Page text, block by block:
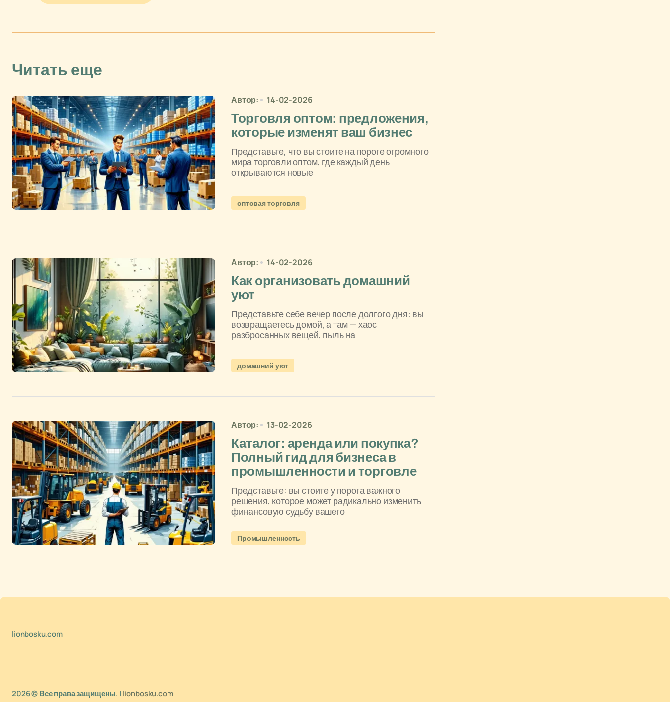
Читать еще
Автор: 14-02-2026
Торговля оптом: предложения,
которые изменят ваш бизнес
Представьте, что вы стоите на пороге огромного
мира торговли оптом, где каждый день
открываются новые
оптовая торговля
Автор: 14-02-2026
Как организовать домашний
уют
Представьте себе вечер после долгого дня: вы
возвращаетесь домой, а там — хаос
разбросанных вещей, пыль на
домашний уют
Автор: 13-02-2026
Каталог: аренда или покупка?
Полный гид для бизнеса в
промышленности и торговле
Представьте: вы стоите у порога важного
решения, которое может радикально изменить
финансовую судьбу вашего
Промышленность
lionbosku.com
2026 © Все права защищены. | lionbosku.com